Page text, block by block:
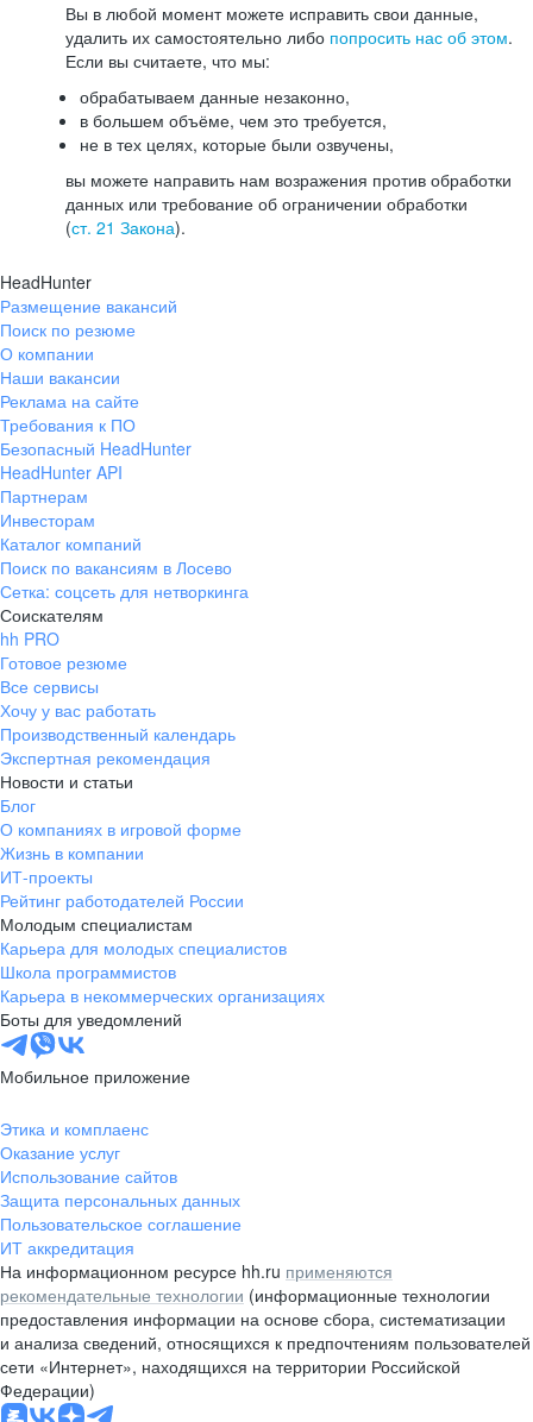
Вы в любой момент можете исправить свои данные,
удалить их самостоятельно либо попросить нас об этом.
Если вы считаете, что мы:
обрабатываем данные незаконно,
в большем объёме, чем это требуется,
не в тех целях, которые были озвучены,
вы можете направить нам возражения против обработки
данных или требование об ограничении обработки
(ст. 21 Закона).
HeadHunter
Размещение вакансий
Поиск по резюме
О компании
Наши вакансии
Реклама на сайте
Требования к ПО
Безопасный HeadHunter
HeadHunter API
Партнерам
Инвесторам
Каталог компаний
Поиск по вакансиям в Лосево
Сетка: соцсеть для нетворкинга
Соискателям
hh PRO
Готовое резюме
Все сервисы
Хочу у вас работать
Производственный календарь
Экспертная рекомендация
Новости и статьи
Блог
О компаниях в игровой форме
Жизнь в компании
ИТ-проекты
Рейтинг работодателей России
Молодым специалистам
Карьера для молодых специалистов
Школа программистов
Карьера в некоммерческих организациях
Боты для уведомлений
Мобильное приложение
Этика и комплаенс
Оказание услуг
Использование сайтов
Защита персональных данных
Пользовательское соглашение
ИТ аккредитация
На информационном ресурсе hh.ru применяются
рекомендательные технологии (информационные технологии
предоставления информации на основе сбора, систематизации
и анализа сведений, относящихся к предпочтениям пользователей
сети «Интернет», находящихся на территории Российской
Федерации)